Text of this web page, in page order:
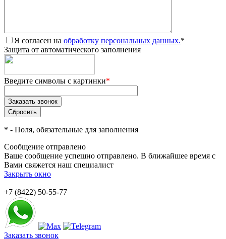
Я согласен на обработку персональных данных.*
Защита от автоматического заполнения
Введите символы с картинки*
* - Поля, обязательные для заполнения
Сообщение отправлено
Ваше сообщение успешно отправлено. В ближайшее время с
Вами свяжется наш специалист
Закрыть окно
+7 (8422) 50-55-77
Заказать звонок